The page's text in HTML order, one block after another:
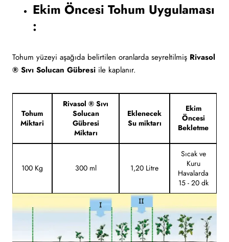
Ekim Öncesi Tohum Uygulaması
:
Tohum yüzeyi aşağıda belirtilen oranlarda seyreltilmiş Rivasol
® Sıvı Solucan Gübresi ile kaplanır.
Tohum
Miktari
Rivasol ® Sıvı
Solucan
Gübresi
Miktarı
Eklenecek
Su miktarı
Ekim
Öncesi
Bekletme
100 Kg 300 ml 1,20 Litre
Sıcak ve
Kuru
Havalarda
15 - 20 dk